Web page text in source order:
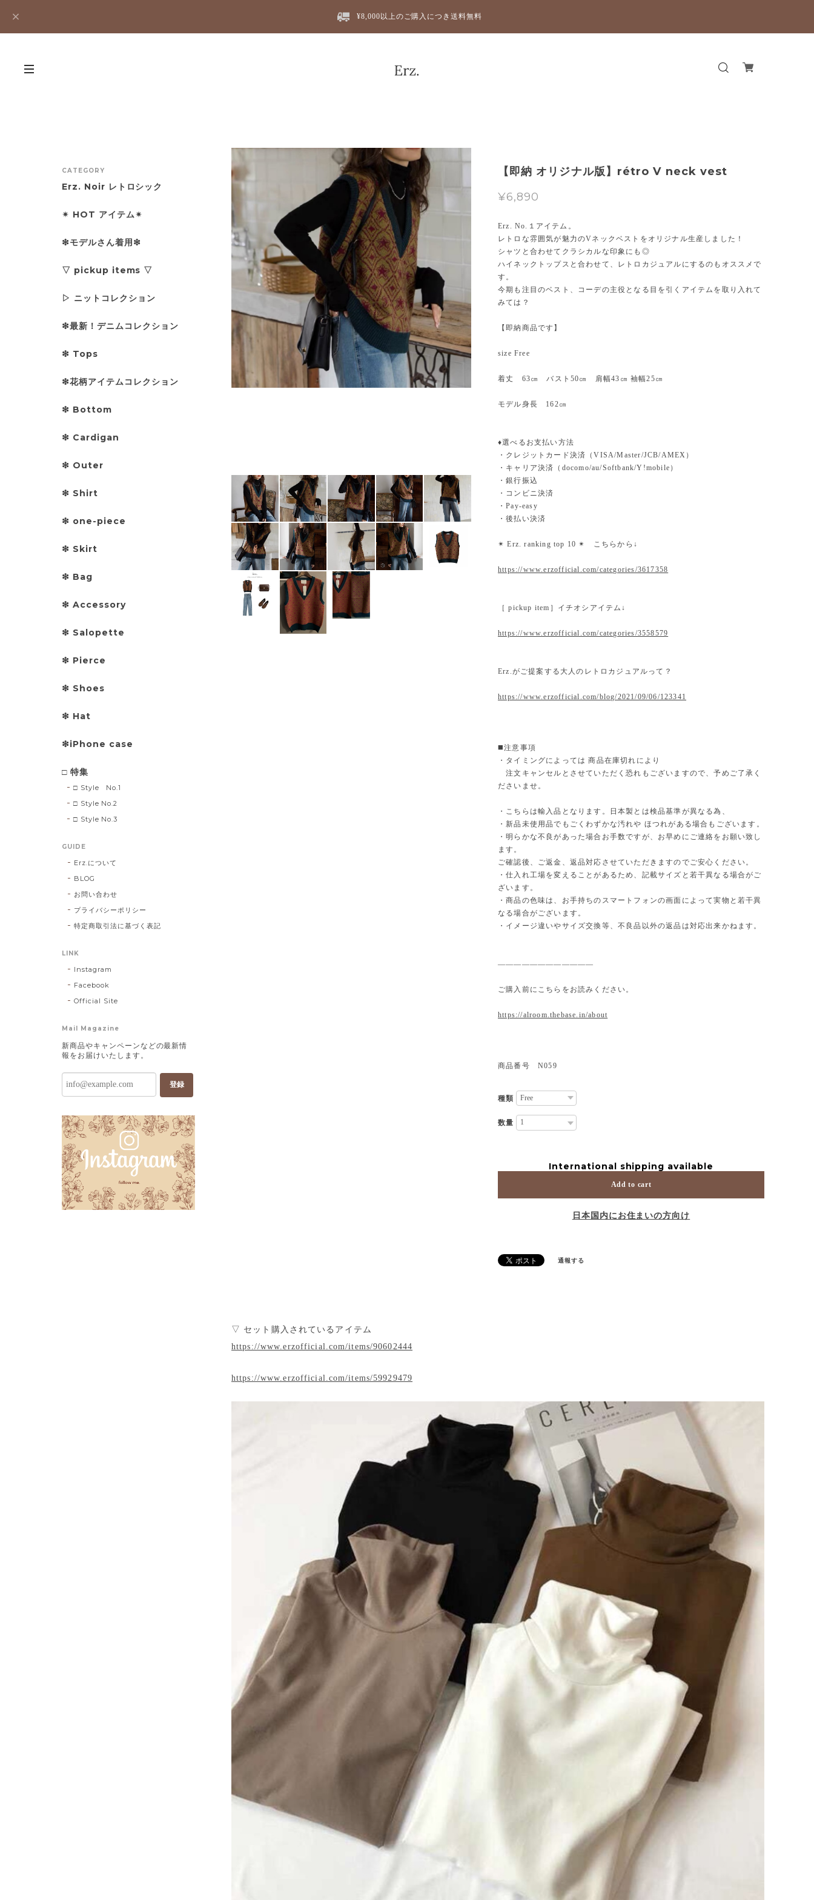
¥8,000以上のご購入につき送料無料
【即納 オリジナル版】rétro V neck vest
¥6,890
Erz. No.１アイテム。
レトロな雰囲気が魅力のVネックベストをオリジナル生産しました！
シャツと合わせてクラシカルな印象にも◎
ハイネックトップスと合わせて、レトロカジュアルにするのもオススメで
す。
今期も注目のベスト、コーデの主役となる目を引くアイテムを取り入れて
みては？
【即納商品です】
size Free
着丈 63㎝ バスト50㎝ 肩幅43㎝ 袖幅25㎝
モデル身長 162㎝
♦︎選べるお支払い方法
・クレジットカード決済（VISA/Master/JCB/AMEX）
・キャリア決済（docomo/au/Softbank/Y!mobile）
・銀行振込
・コンビニ決済
・Pay-easy
・後払い決済
✴︎ Erz. ranking top 10 ✴︎ こちらから↓
https://www.erzofficial.com/categories/3617358
［ pickup item］イチオシアイテム↓
https://www.erzofficial.com/categories/3558579
Erz.がご提案する大人のレトロカジュアルって？
https://www.erzofficial.com/blog/2021/09/06/123341
◼️注意事項
・タイミングによっては 商品在庫切れにより
注文キャンセルとさせていただく恐れもございますので、予めご了承く
ださいませ。
・こちらは輸入品となります。日本製とは検品基準が異なる為、
・新品未使用品でもごくわずかな汚れや ほつれがある場合もございます。
・明らかな不良があった場合お手数ですが、お早めにご連絡をお願い致し
ます。
ご確認後、ご返金、返品対応させていただきますのでご安心ください。
・仕入れ工場を変えることがあるため、記載サイズと若干異なる場合がご
ざいます。
・商品の色味は、お手持ちのスマートフォンの画面によって実物と若干異
なる場合がございます。
・イメージ違いやサイズ交換等、不良品以外の返品は対応出来かねます。
————————————
ご購入前にこちらをお読みください。
https://alroom.thebase.in/about
商品番号 N059
種類
数量
International shipping available
Add to cart
日本国内にお住まいの方向け
通報する
▽ セット購入されているアイテム
https://www.erzofficial.com/items/90602444
https://www.erzofficial.com/items/59929479
CATEGORY
Erz. Noir レトロシック
✴︎ HOT アイテム✴︎
❇︎モデルさん着用❇︎
▽ pickup items ▽
▷ ニットコレクション
❇︎最新！デニムコレクション
❇︎ Tops
❇︎花柄アイテムコレクション
❇︎ Bottom
❇︎ Cardigan
❇︎ Outer
❇︎ Shirt
❇︎ one-piece
❇︎ Skirt
❇︎ Bag
❇︎ Accessory
❇︎ Salopette
❇︎ Pierce
❇︎ Shoes
❇︎ Hat
❇︎iPhone case
□ 特集
□ Style No.1
□ Style No.2
□ Style No.3
GUIDE
Erz.について
BLOG
お問い合わせ
プライバシーポリシー
特定商取引法に基づく表記
LINK
Instagram
Facebook
Official Site
Mail Magazine
新商品やキャンペーンなどの最新情
報をお届けいたします。
登録